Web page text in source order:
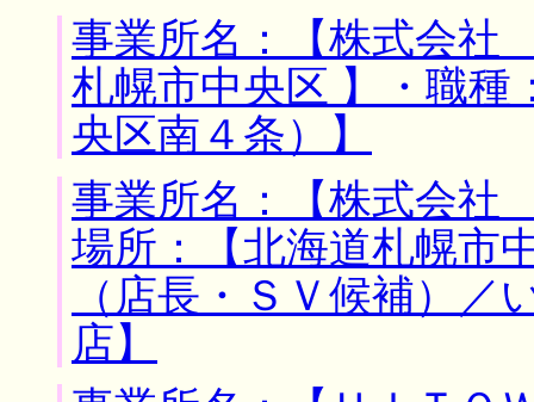
事業所名：【株式会社
札幌市中央区 】・職
央区南４条）】
事業所名：【株式会
場所：【北海道札幌市
（店長・ＳＶ候補）
店】